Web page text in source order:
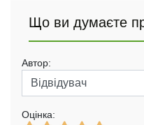
Що ви думаєте
Автор:
Оцінка: